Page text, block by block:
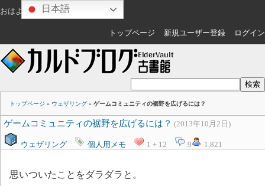
おはようございます さん
トップページ 新規ユーザー登録 ログイン
トップページ » ウェザリング » ゲームコミュニティの裾野を広げるには？
ゲームコミュニティの裾野を広げるには？ (2013年10月2日)
ウェザリング 個人用メモ 1 + 12 9 1,821
思いついたことをダラダラと。
日本語